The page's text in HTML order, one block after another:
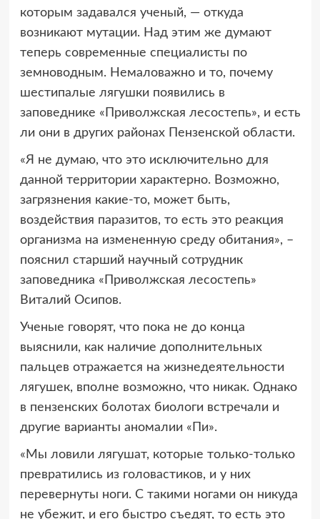
которым задавался ученый, — откуда
возникают мутации. Над этим же думают
теперь современные специалисты по
земноводным. Немаловажно и то, почему
шестипалые лягушки появились в
заповеднике «Приволжская лесостепь», и есть
ли они в других районах Пензенской области.
«Я не думаю, что это исключительно для
данной территории характерно. Возможно,
загрязнения какие-то, может быть,
воздействия паразитов, то есть это реакция
организма на измененную среду обитания», –
пояснил старший научный сотрудник
заповедника «Приволжская лесостепь»
Виталий Осипов.
Ученые говорят, что пока не до конца
выяснили, как наличие дополнительных
пальцев отражается на жизнедеятельности
лягушек, вполне возможно, что никак. Однако
в пензенских болотах биологи встречали и
другие варианты аномалии «Пи».
«Мы ловили лягушат, которые только-только
превратились из головастиков, и у них
перевернуты ноги. С такими ногами он никуда
не убежит, и его быстро съедят, то есть это